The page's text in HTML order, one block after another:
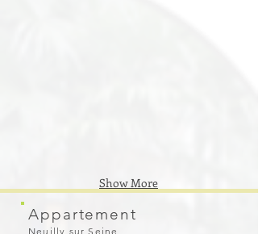
Show More
Appartement
Neuilly sur Seine